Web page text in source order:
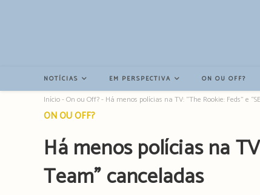
NOTÍCIAS EM PERSPECTIVA ON OU OFF?
Início-On ou Off?- Há menos polícias na TV: “The Rookie: Feds” e
Post
ON OU OFF?
Há menos polícias na
Team” canceladas